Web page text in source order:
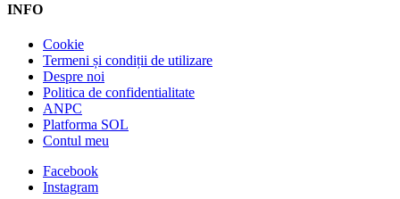
INFO
Cookie
Termeni și condiții de utilizare
Despre noi
Politica de confidentialitate
ANPC
Platforma SOL
Contul meu
Facebook
Instagram